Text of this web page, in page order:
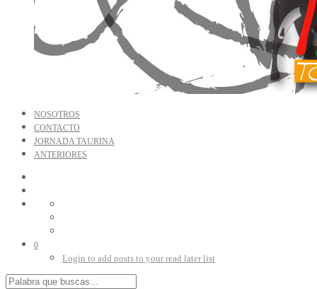
NOSOTROS
CONTACTO
JORNADA TAURINA
ANTERIORES
0
Login to add posts to your read later list